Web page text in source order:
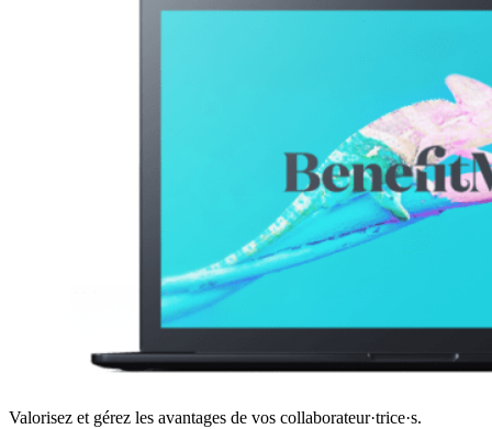
Valorisez et gérez les avantages de vos collaborateur·trice·s.